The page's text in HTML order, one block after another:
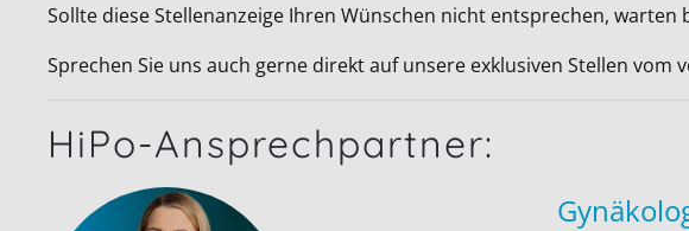
Sollte diese Stellenanzeige Ihren Wünschen nicht entsprechen,
Sprechen Sie uns auch gerne direkt auf unsere exklusiven Stellen
HiPo-Ansprechpartner: